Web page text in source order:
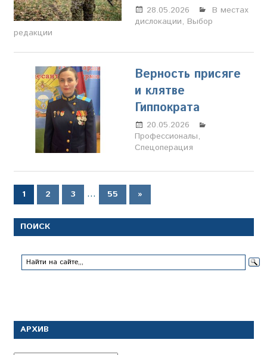
28.05.2026
Марина
Щербакова
В местах
дислокации, Выбор
редакции
Верность присяге
и клятве
Гиппократа
20.05.2026
Свиридова
Профессионалы,
Спецоперация
Пагинация
1 2 3 … 55
Следующие
записи
»
ПОИСК
АРХИВ